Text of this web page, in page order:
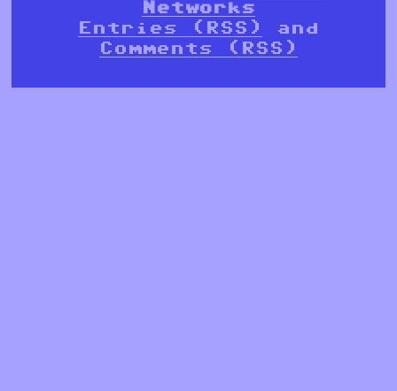
Networks
Entries (RSS)
and
Comments (RSS)